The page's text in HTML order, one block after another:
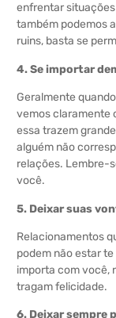
enfrentar
também podemos
ruins, basta se
4. Se importar
Geralmente
vemos claramente
essa trazem
alguém não
relações. Lembre-
você.
5. Deixar suas
Relacionamentos
podem não estar
importa com você,
tragam felicidade.
6. Deixar sempre